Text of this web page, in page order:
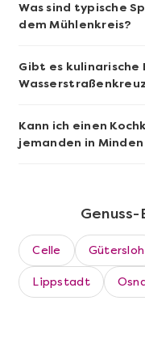
Köln
Food Tour
Was sind typische
dem Mühlenkreis?
Gibt es kulinarische
Kann ich einen
jemanden in
Celle Gütersloh
Lippstadt